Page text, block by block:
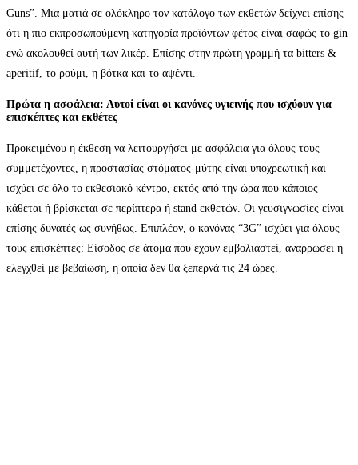
Guns”. Μια ματιά σε ολόκληρο τον κατάλογο των εκθετών δείχνει επίσης
ότι η πιο εκπροσωπούμενη κατηγορία προϊόντων φέτος είναι σαφώς το gin
ενώ ακολουθεί αυτή των λικέρ. Επίσης στην πρώτη γραμμή τα bitters &
aperitif, το ρούμι, η βότκα και το αψέντι.
Πρώτα η ασφάλεια: Αυτοί είναι οι κανόνες υγιεινής που ισχύουν για
επισκέπτες και εκθέτες
Προκειμένου η έκθεση να λειτουργήσει με ασφάλεια για όλους τους
συμμετέχοντες, η προστασίας στόματος-μύτης είναι υποχρεωτική και
ισχύει σε όλο το εκθεσιακό κέντρο, εκτός από την ώρα που κάποιος
κάθεται ή βρίσκεται σε περίπτερα ή stand εκθετών. Οι γευσιγνωσίες είναι
επίσης δυνατές ως συνήθως. Επιπλέον, ο κανόνας “3G” ισχύει για όλους
τους επισκέπτες: Είσοδος σε άτομα που έχουν εμβολιαστεί, αναρρώσει ή
ελεγχθεί με βεβαίωση, η οποία δεν θα ξεπερνά τις 24 ώρες.